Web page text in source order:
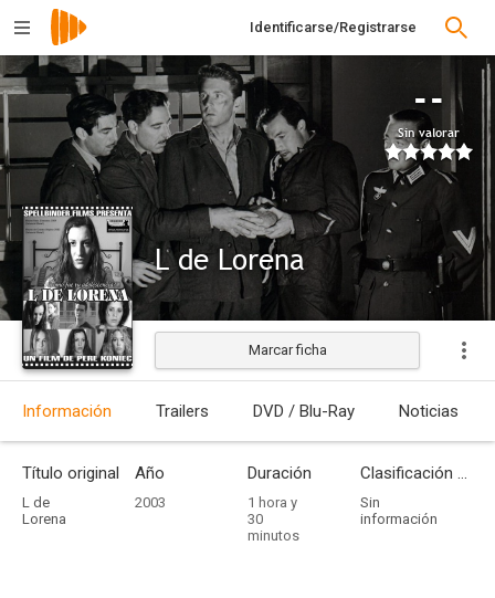
Identificarse/Registrarse
--
Sin valorar
L de Lorena
Estrenada
Marcar ficha
Información Trailers DVD / Blu-Ray Noticias
Título original
L de
Lorena
Año
2003
Duración
1 hora y
30
minutos
Clasificación por edades
Sin
información